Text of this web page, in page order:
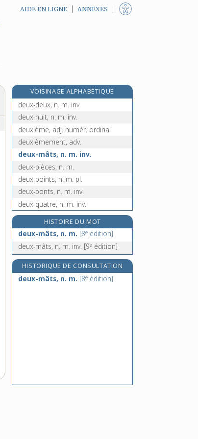
AIDE EN LIGNE ANNEXES
VOISINAGE ALPHABÉTIQUE
deux-chevaux, n. f.
deux-deux, n. m. inv.
deux-huit, n. m. inv.
deuxième, adj. numér. ordinal
deuxièmement, adv.
deux-mâts, n. m. inv.
deux-pièces, n. m.
deux-points, n. m. pl.
deux-ponts, n. m. inv.
deux-quatre, n. m. inv.
deux-roues, n. m. inv.
deux-seize, n. m. inv.
déva, n. m.[7 édition]
dévaler, v. intr.
HISTOIRE DU MOT
deux-mâts, n. m. [8e édition]
deux-mâts, n. m. inv. [9e édition]
HISTORIQUE DE CONSULTATION
deux-mâts, n. m. [8e édition]